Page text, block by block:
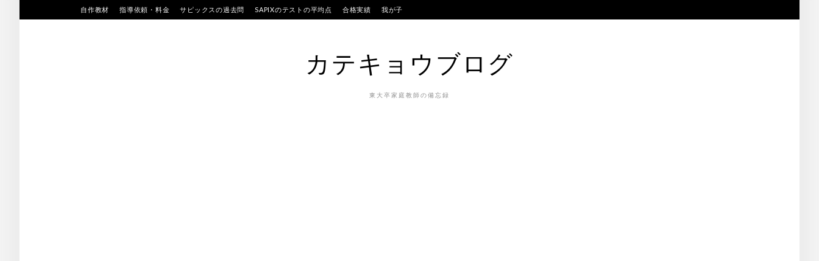
to
自作教材 指導依頼・料金 サピックスの過去問 SAPIXのテストの平均点 合格実績 我が子
カテキョウブログ
東大卒家庭教師の備忘録